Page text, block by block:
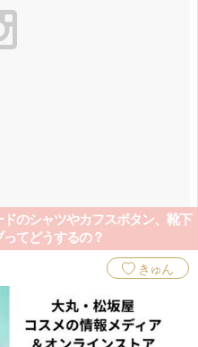
のシャツやカフスボタン、靴下
てどうするの？
きゅん